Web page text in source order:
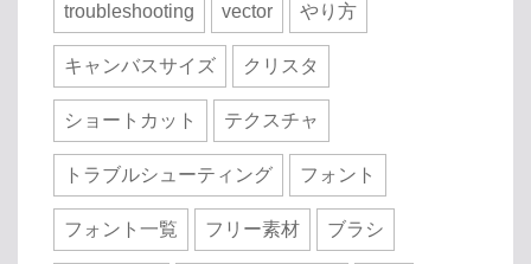
troubleshooting vector やり方
キャンバスサイズ クリスタ
ショートカット テクスチャ
トラブルシューティング フォント
フォント一覧 フリー素材 ブラシ